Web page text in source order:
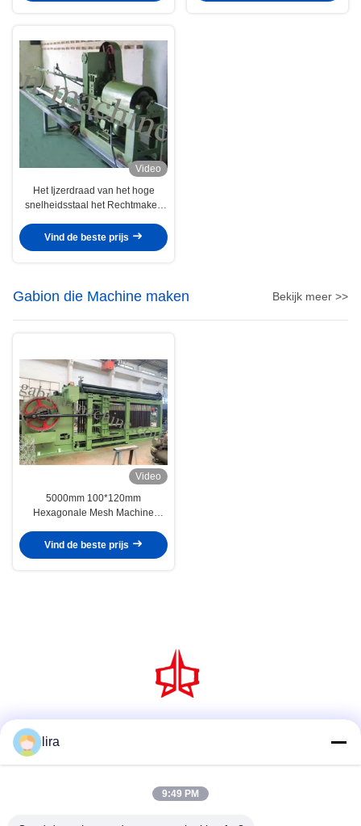
Video
Het Ijzerdraad van het hoge
snelheidsstaal het Rechtmaken
Vind de beste prijs
Gabion die Machine maken Bekijk meer >>
Video
5000mm 100*120mm
Hexagonale Mesh Machine
Defensiemand
Vind de beste prijs
lira
9:49 PM